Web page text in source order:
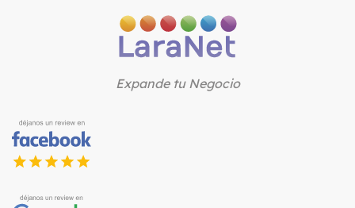
Expande tu Negocio